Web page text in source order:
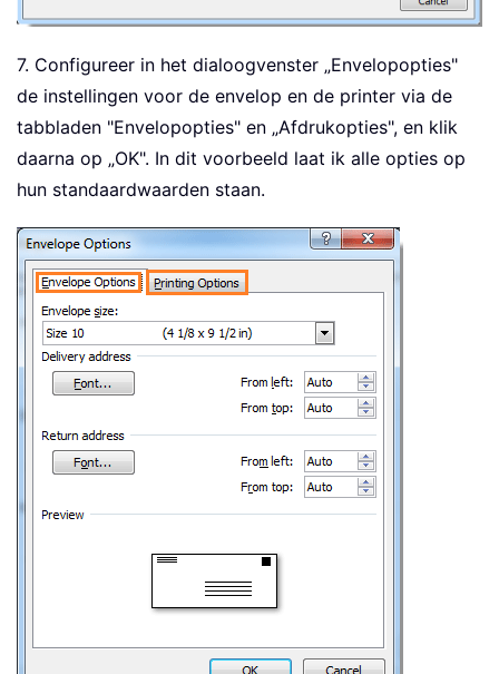
7. Configureer in het dialoogvenster „Envelopopties"
de instellingen voor de envelop en de printer via de
tabbladen "Envelopopties" en „Afdrukopties", en klik
daarna op „OK". In dit voorbeeld laat ik alle opties op
hun standaardwaarden staan.